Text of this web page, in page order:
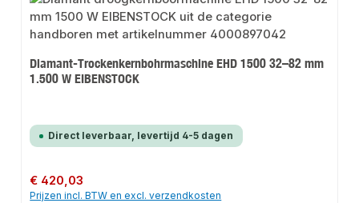
Diamant-Trockenkernbohrmaschine EHD 1500 32–82 mm
1.500 W EIBENSTOCK
Direct leverbaar, levertijd 4-5 dagen
Normale prijs:
€ 420,03
Prijzen incl. BTW en excl. verzendkosten